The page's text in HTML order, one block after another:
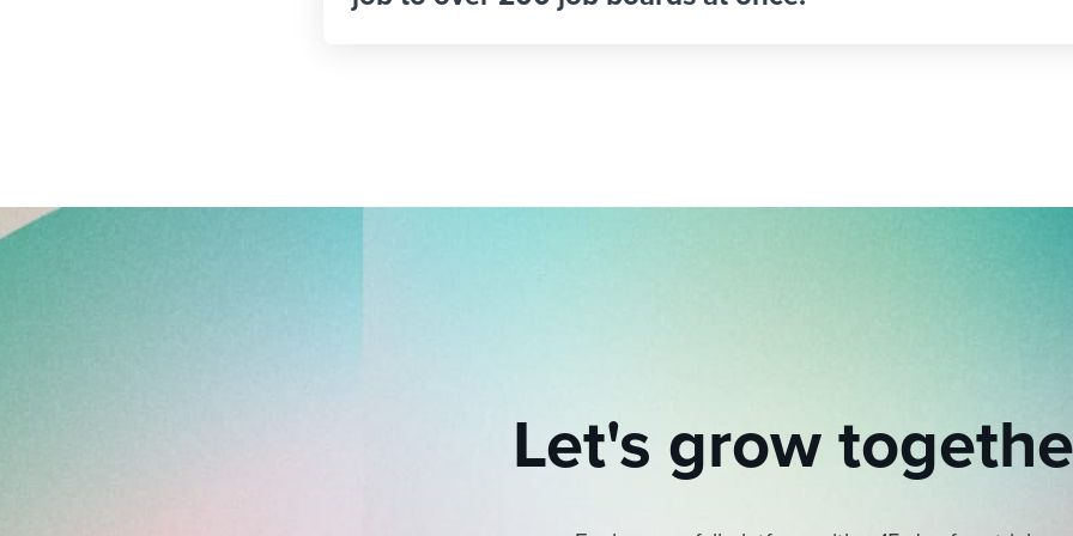
Let's grow